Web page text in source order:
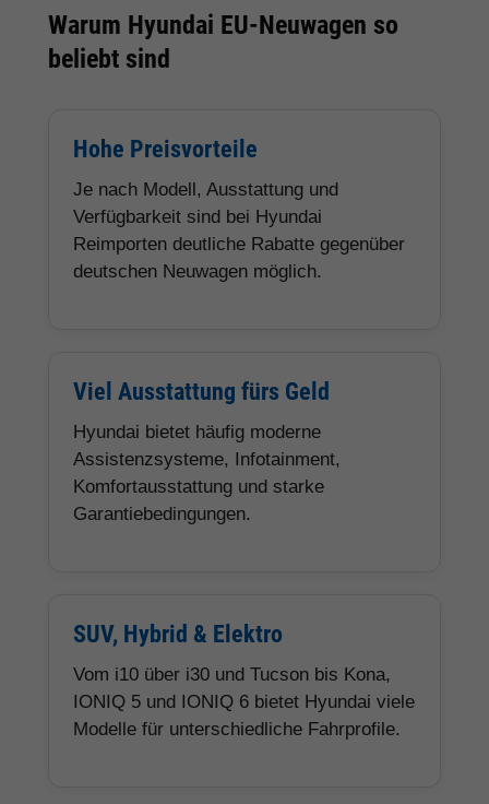
Warum Hyundai EU-Neuwagen so
beliebt sind
Hohe Preisvorteile
Je nach Modell, Ausstattung und
Verfügbarkeit sind bei Hyundai
Reimporten deutliche Rabatte gegenüber
deutschen Neuwagen möglich.
Viel Ausstattung fürs Geld
Hyundai bietet häufig moderne
Assistenzsysteme, Infotainment,
Komfortausstattung und starke
Garantiebedingungen.
SUV, Hybrid & Elektro
Vom i10 über i30 und Tucson bis Kona,
IONIQ 5 und IONIQ 6 bietet Hyundai viele
Modelle für unterschiedliche Fahrprofile.